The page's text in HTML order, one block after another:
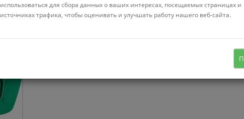
диван, ткань, тип ткани: велюр,
съёмный чехол
Нет в
использоваться для сбора данных о ваших интересах, посещаемых страницах и
источниках трафика, чтобы оценивать и улучшать работу нашего веб-сайта.